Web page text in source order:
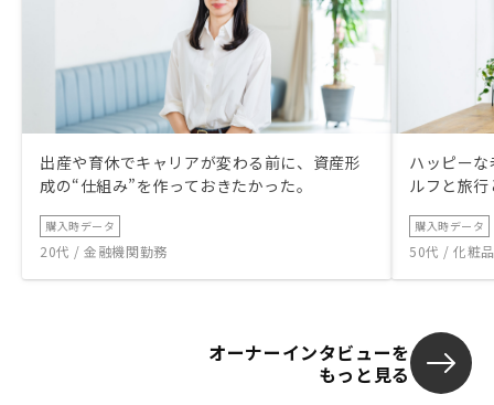
出産や育休でキャリアが変わる前に、資産形
成の“仕組み”を作っておきたかった。
購入時データ
20代 / 金融機関勤務
ハッピー
ルフと旅
購入時データ
50代 / 化粧
オーナーインタビューを
もっと見る